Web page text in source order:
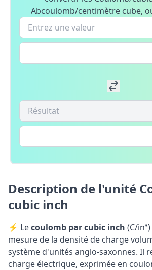
Abcoulomb/centimètre cube,
Description de l'unité
cubic inch
⚡ Lecoulomb par cubic inch (C/
mesure de la densité de charge
système d'unités anglo-saxonnes. Il
charge électrique, exprimée en